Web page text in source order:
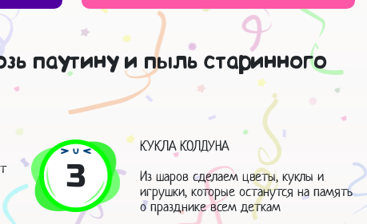
паутину и пыль старинного
3
КУКЛА КОЛДУНА
Из шаров сделаем цветы, куклы и
игрушки, которые останутся на память
о празднике всем деткам